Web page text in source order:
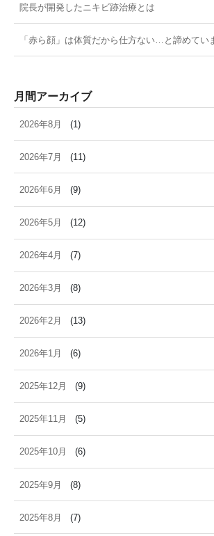
院長が開発したニキビ跡治療とは
「赤ら顔」は体質だから仕方ない…と諦めてい
月間アーカイブ
2026年8月 (1)
2026年7月 (11)
2026年6月 (9)
2026年5月 (12)
2026年4月 (7)
2026年3月 (8)
2026年2月 (13)
2026年1月 (6)
2025年12月 (9)
2025年11月 (5)
2025年10月 (6)
2025年9月 (8)
2025年8月 (7)